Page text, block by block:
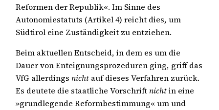
Reformen der Republik«. Im Sinne des
Autonomiestatuts (Artikel 4) reicht dies, um
Südtirol eine Zuständigkeit zu entziehen.
Beim aktuellen Entscheid, in dem es um die
Dauer von Enteignungsprozeduren ging, griff das
VfG allerdings nicht auf dieses Verfahren zurück.
Es deutete die staatliche Vorschrift nichtin eine
»grundlegende Reformbestimmung« um und